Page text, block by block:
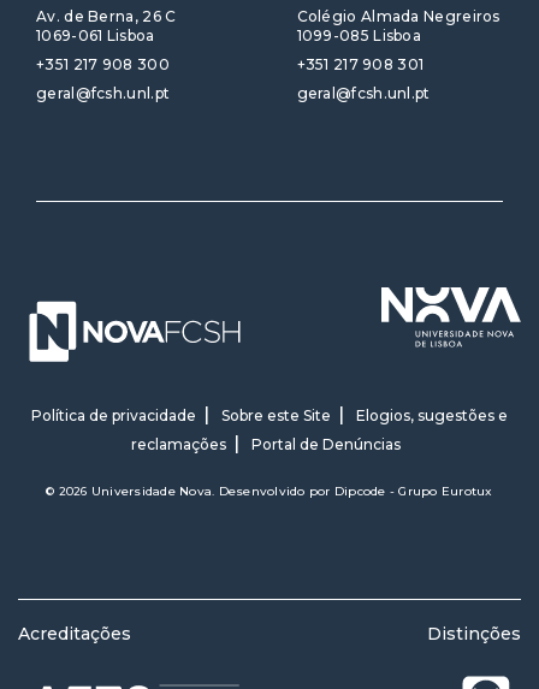
Av. de Berna, 26 C
1069-061 Lisboa
+351 217 908 300
geral@fcsh.unl.pt
Colégio Almada Negreiros
1099-085 Lisboa
+351 217 908 301
geral@fcsh.unl.pt
Política de privacidade Sobre este Site
Elogios, sugestões e
reclamações
Portal de Denúncias
© 2026 Universidade Nova. Desenvolvido por Dipcode - Grupo Eurotux
Acreditações Distinções